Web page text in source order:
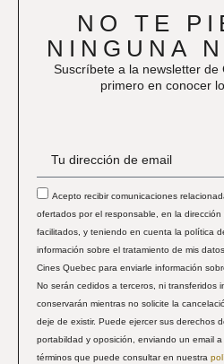
NO TE
NINGUNA
Suscríbete a la newsletter de
primero en conocer
Acepto recibir comunicaciones
ofertados por el responsable, en la
facilitados, y teniendo en cuenta la política
información sobre el tratamiento de mis
Cines Quebec para enviarle información
No serán cedidos a terceros, ni transferidos
conservarán mientras no solicite la
deje de existir. Puede ejercer sus derechos
portabildad y oposición, enviando un email
términos que puede consultar en nuestra